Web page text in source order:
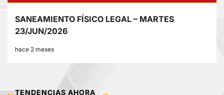
SANEAMIENTO FÍSICO LEGAL – MARTES
23/JUN/2026
hace 2 meses
TENDENCIAS AHORA